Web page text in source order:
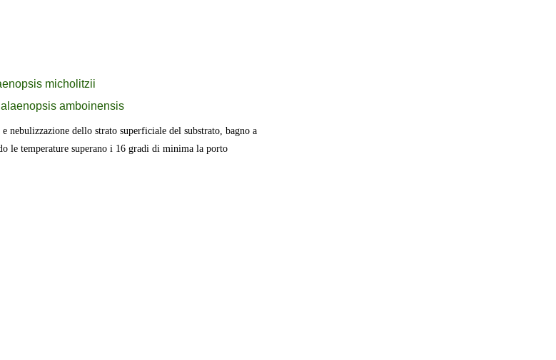
micholitzii
amboinensis
nebulizzazione dello strato superficiale del substrato, bagno a
le temperature superano i 16 gradi di minima la porto